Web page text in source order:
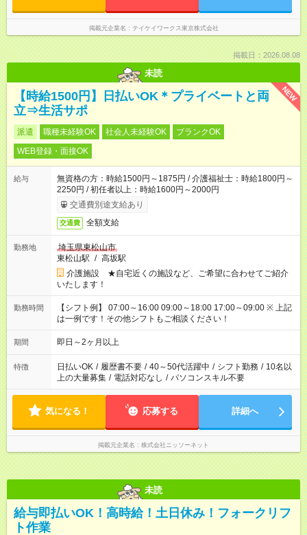
掲載元企業名 テイケイワークス東京株式会社
掲載日：2026.08.08
未読
NEW
【時給1500円】日払いOK＊プライベートと両
立⇒生活サポ
派遣 職種未経験OK 社会人未経験OK
ブランクOK
WEB登録・面接OK
給与
無資格の方：時給1500円～1875円 / 介護福祉士：時給1800円～
2250円 / 初任者以上：時給1600円～2000円
交通費別途支給あり
交通費 全額支給
勤務地
埼玉県東松山市
東松山駅 / 高坂駅
介護施設 ★自宅近くの施設など、ご希望に合わせてご紹介
いたします！
勤務時間
【シフト例】 07:00～16:00 09:00～18:00 17:00～09:00 ※ 上記
は一例です！その他シフトもご相談ください！
期間 即日～2ヶ月以上
特徴 日払いOK / 履歴書不要 / 40～50代活躍中 / シフト勤務 / 10名以
上の大量募集 / 電話対応なし / パソコンスキル不要
気になる！ 応募する 詳細へ
掲載元企業名 株式会社ニッソーネット
未読
給与即払いOK！高時給！土日休み！フォークリフ
ト作業